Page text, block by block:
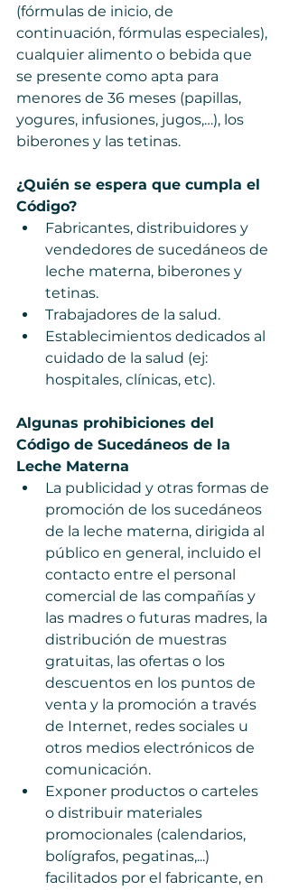
(fórmulas de inicio, de
continuación, fórmulas especiales),
cualquier alimento o bebida que
se presente como apta para
menores de 36 meses (papillas,
yogures, infusiones, jugos,…), los
biberones y las tetinas.
¿Quién se espera que cumpla el
Código?
Fabricantes, distribuidores y
vendedores de sucedáneos de
leche materna, biberones y
tetinas.
Trabajadores de la salud.
Establecimientos dedicados al
cuidado de la salud (ej:
hospitales, clínicas, etc).
Algunas prohibiciones del
Código de Sucedáneos de la
Leche Materna
La publicidad y otras formas de
promoción de los sucedáneos
de la leche materna, dirigida al
público en general, incluido el
contacto entre el personal
comercial de las compañías y
las madres o futuras madres, la
distribución de muestras
gratuitas, las ofertas o los
descuentos en los puntos de
venta y la promoción a través
de Internet, redes sociales u
otros medios electrónicos de
comunicación.
Exponer productos o carteles
o distribuir materiales
promocionales (calendarios,
bolígrafos, pegatinas,...)
facilitados por el fabricante, en